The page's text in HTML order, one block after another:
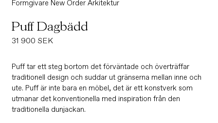
Formgivare New Order Arkitektur
Puff Dagbädd
Ordinarie
31 900 SEK
Puff tar ett steg bortom det förväntade och överträffar
traditionell design och suddar ut gränserna mellan inne och
ute. Puff är inte bara en möbel, det är ett konstverk som
utmanar det konventionella med inspiration från den
traditionella dunjackan.